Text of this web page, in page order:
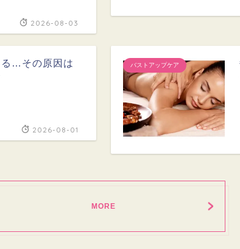
2026-08-03
る…その原因は
2026-08-01
バストアップケア
MORE